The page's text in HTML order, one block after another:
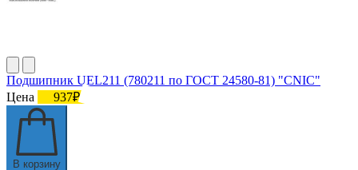
Подшипник UEL211 (780211 по ГОСТ 24580-81) "CNIC"
Цена
937₽
В корзину